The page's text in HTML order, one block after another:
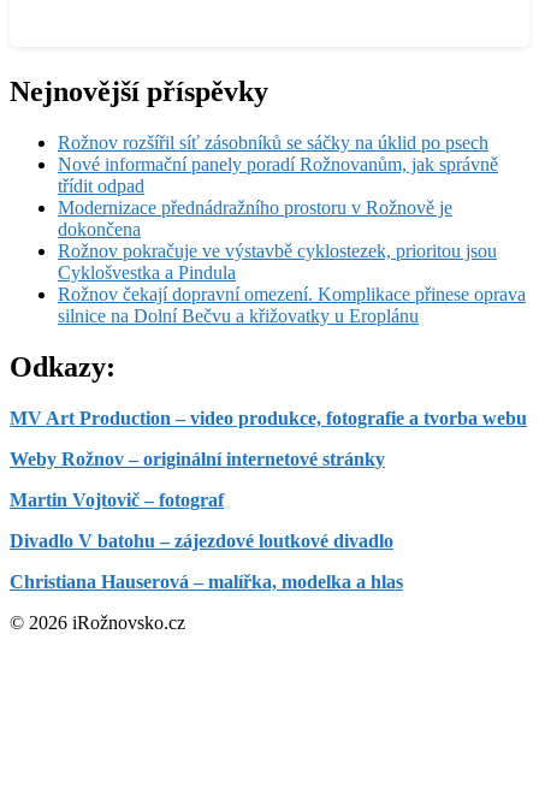
Nejnovější příspěvky
Rožnov rozšířil síť zásobníků se sáčky na úklid po psech
Nové informační panely poradí Rožnovanům, jak správně
třídit odpad
Modernizace přednádražního prostoru v Rožnově je
dokončena
Rožnov pokračuje ve výstavbě cyklostezek, prioritou jsou
Cyklošvestka a Pindula
Rožnov čekají dopravní omezení. Komplikace přinese oprava
silnice na Dolní Bečvu a křižovatky u Eroplánu
Odkazy:
MV Art Production – video produkce, fotografie a tvorba webu
Weby Rožnov – originální internetové stránky
Martin Vojtovič – fotograf
Divadlo V batohu – zájezdové loutkové divadlo
Christiana Hauserová – malířka, modelka a hlas
© 2026 iRožnovsko.cz